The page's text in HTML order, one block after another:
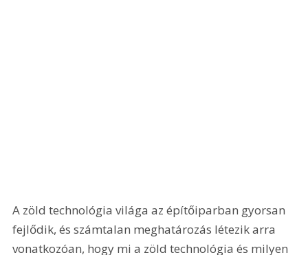
A zöld technológia világa az építőiparban gyorsan
fejlődik, és számtalan meghatározás létezik arra
vonatkozóan, hogy mi a zöld technológia és milyen